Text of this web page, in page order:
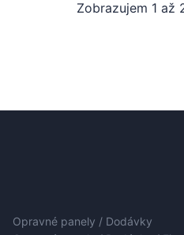
Zobrazujem 1 až
Opravné panely / Dodávky